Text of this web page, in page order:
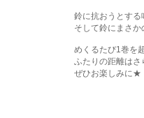
鈴に抗おうとする
そして鈴にまさか
めくるたび1巻を
ふたりの距離はさ
ぜひお楽しみに★